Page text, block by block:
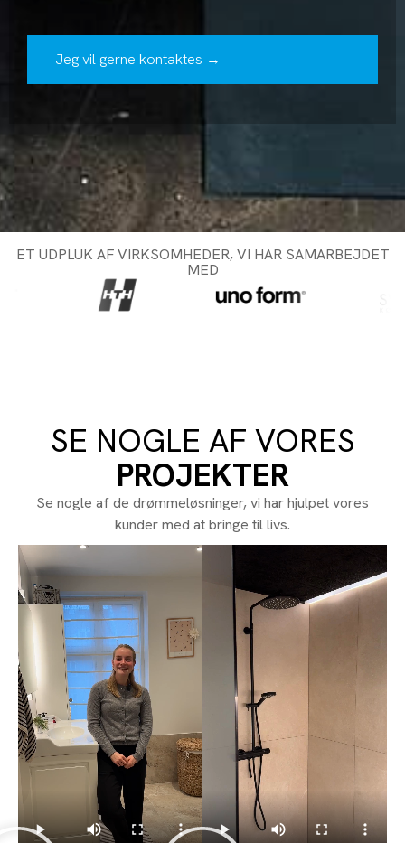
ET UDPLUK AF VIRKSOMHEDER, VI HAR SAMARBEJDET
MED
SE NOGLE AF VORES
PROJEKTER
Se nogle af de drømmeløsninger, vi har hjulpet vores
kunder med at bringe til livs.